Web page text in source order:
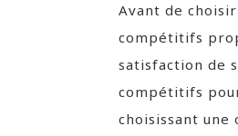
Avant de
compétitifs
satisfaction de
compétitifs
choisissant